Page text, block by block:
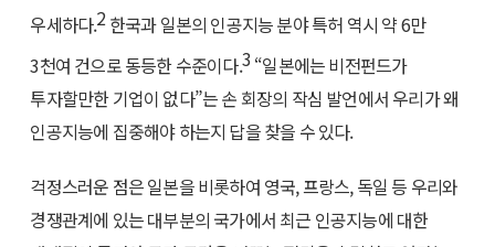
우세하다.2한국과 일본의 인공지능 분야 특허 역시 약 6만
3천여 건으로 동등한 수준이다.3“일본에는 비전펀드가
투자할만한 기업이 없다”는 손 회장의 작심 발언에서 우리가 왜
인공지능에 집중해야 하는지 답을 찾을 수 있다.
걱정스러운 점은 일본을 비롯하여 영국, 프랑스, 독일 등 우리와
경쟁관계에 있는 대부분의 국가에서 최근 인공지능에 대한